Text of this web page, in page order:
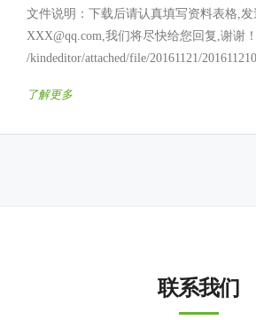
文件说明：下载后请认真填写资料表格,发
XXX@qq.com,我们将尽快给您回复,谢谢
/kindeditor/attached/file/20161121/
了解更多
联系我们